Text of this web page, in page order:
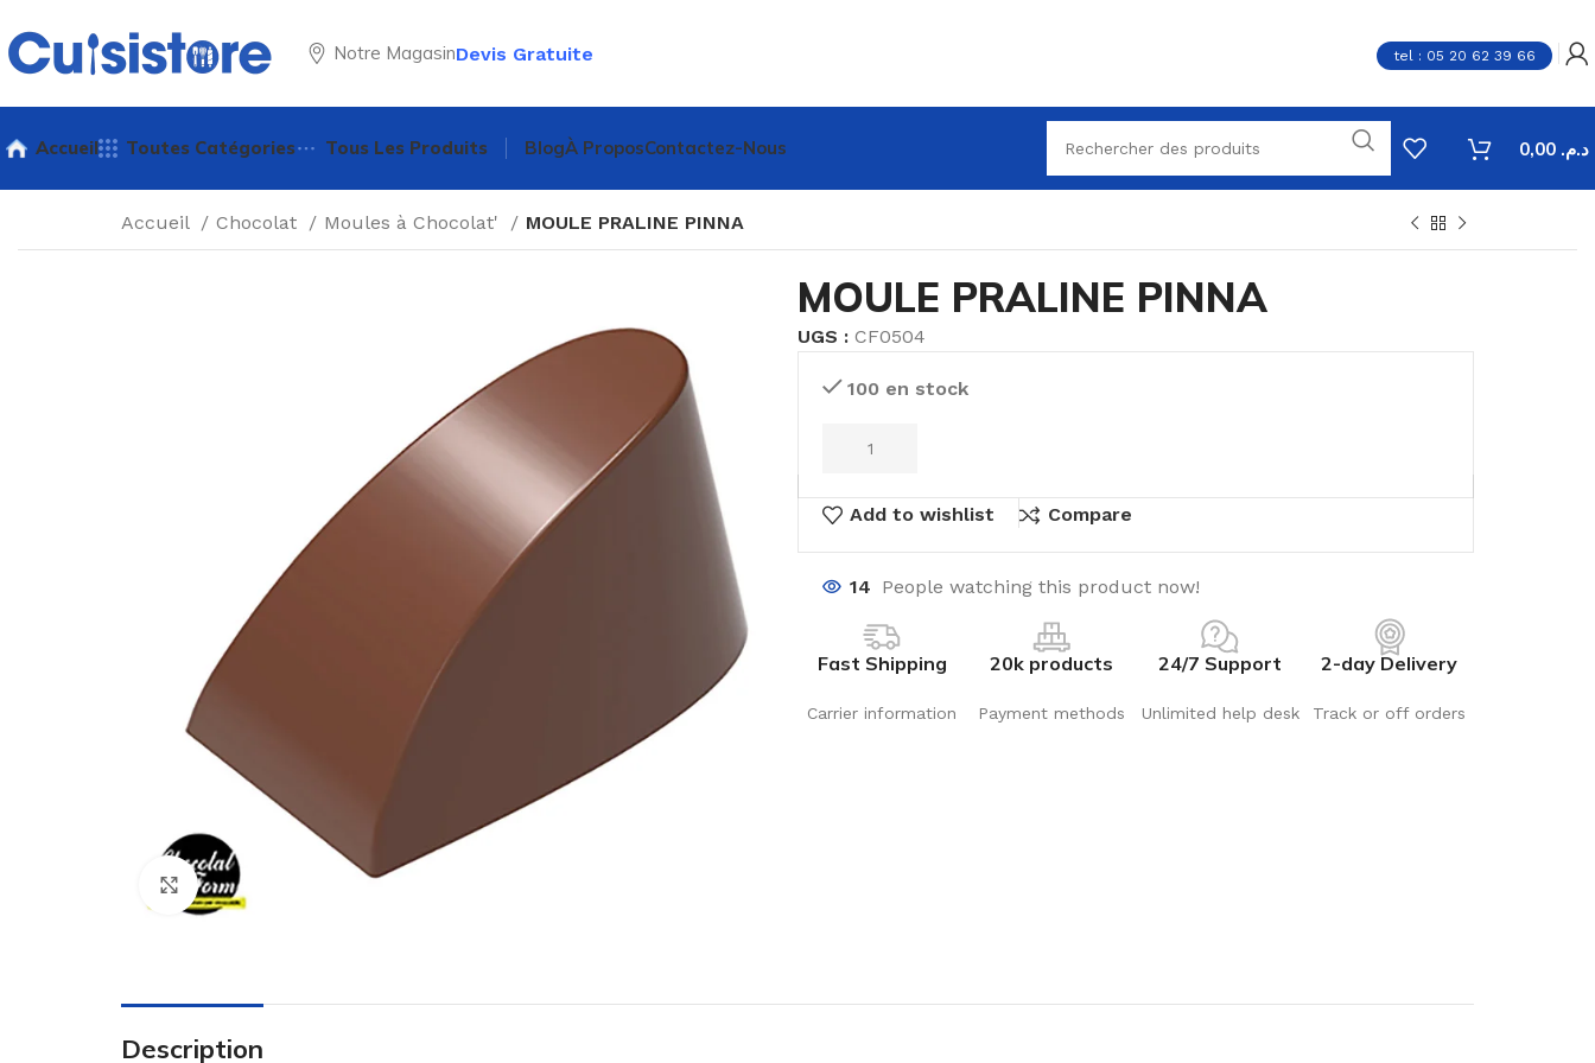
Notre MagasinDevis Gratuite tel : 05 20 62 39 66
Accueil Toutes Catégories Tous Les Produits BlogÀ ProposContactez-Nous د.م.
Accueil Chocolat Moules à Chocolat' MOULE PRALINE PINNA
Click to enlarge
MOULE PRALINE PINNA
UGS : CF0504
100 en stock
Add to wishlist Compare
14 People watching this product now!
Fast Shipping
Carrier information
20k products
Payment methods
24/7 Support
Unlimited help desk
2-day Delivery
Track or off orders
Description